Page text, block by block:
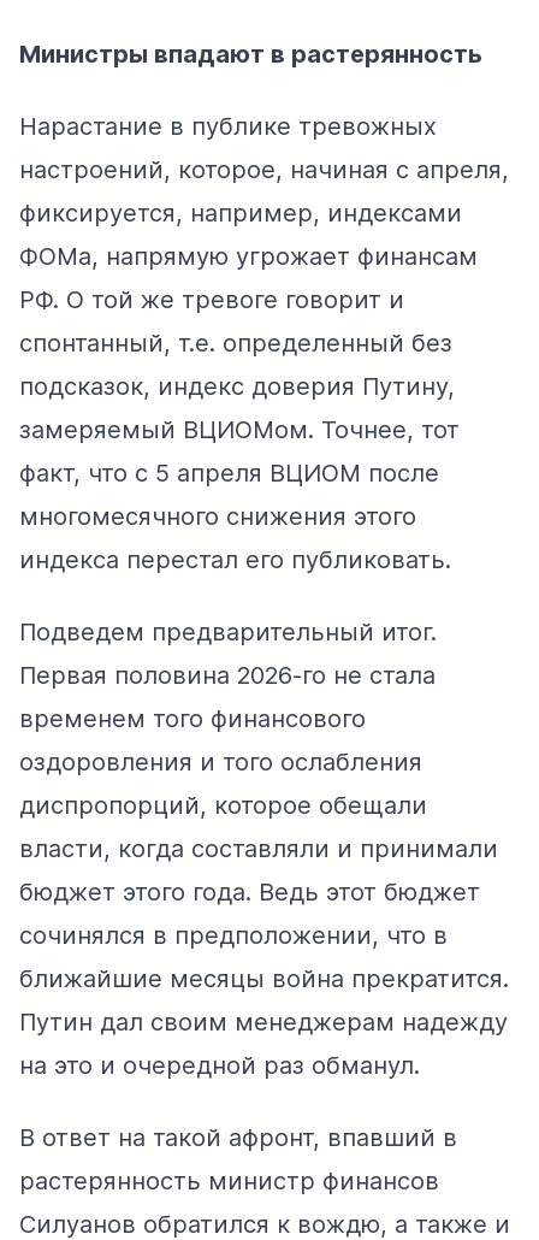
Министры впадают в растерянность
Нарастание в публике тревожных
настроений, которое, начиная c апреля,
фиксируется, например, индексами
ФОМа, напрямую угрожает финансам
РФ. О той же тревоге говорит и
спонтанный, т.е. определенный без
подсказок, индекс доверия Путину,
замеряемый ВЦИОМом. Точнее, тот
факт, что с 5 апреля ВЦИОМ после
многомесячного снижения этого
индекса перестал его публиковать.
Подведем предварительный итог.
Первая половина 2026-го не стала
временем того финансового
оздоровления и того ослабления
диспропорций, которое обещали
власти, когда составляли и принимали
бюджет этого года. Ведь этот бюджет
сочинялся в предположении, что в
ближайшие месяцы война прекратится.
Путин дал своим менеджерам надежду
на это и очередной раз обманул.
В ответ на такой афронт, впавший в
растерянность министр финансов
Силуанов обратился к вождю, а также и